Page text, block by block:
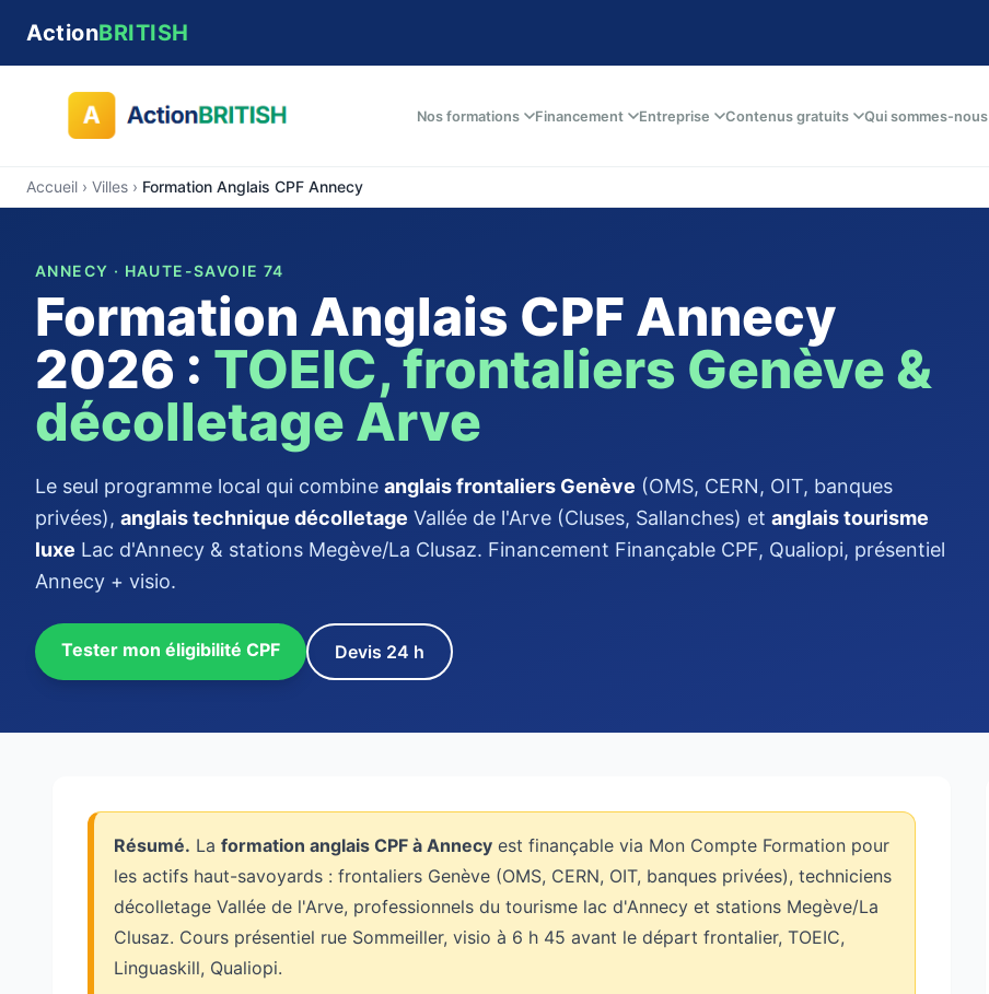
ActionBRITISH
Nos formations Financement Entreprise Contenus gratuits Qui sommes-nous
Accueil › Villes › Formation Anglais CPF Annecy
ANNECY · HAUTE-SAVOIE 74
Formation Anglais CPF Annecy
2026 : TOEIC, frontaliers Genève &
décolletage Arve
Le seul programme local qui combine anglais frontaliers Genève (OMS, CERN, OIT, banques
privées), anglais technique décolletage Vallée de l'Arve (Cluses, Sallanches) et anglais tourisme
luxe Lac d'Annecy & stations Megève/La Clusaz. Financement Finançable CPF, Qualiopi, présentiel
Annecy + visio.
Tester mon éligibilité CPF Devis 24 h
Résumé. La formation anglais CPF à Annecy est finançable via Mon Compte Formation pour
les actifs haut-savoyards : frontaliers Genève (OMS, CERN, OIT, banques privées), techniciens
décolletage Vallée de l'Arve, professionnels du tourisme lac d'Annecy et stations Megève/La
Clusaz. Cours présentiel rue Sommeiller, visio à 6 h 45 avant le départ frontalier, TOEIC,
Linguaskill, Qualiopi.